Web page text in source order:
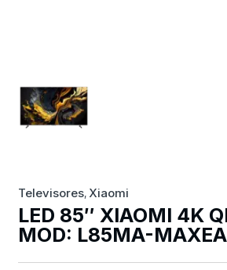
Televisores, Xiaomi
LED 85″ XIAOMI 4K
MOD: L85MA-MAXEA